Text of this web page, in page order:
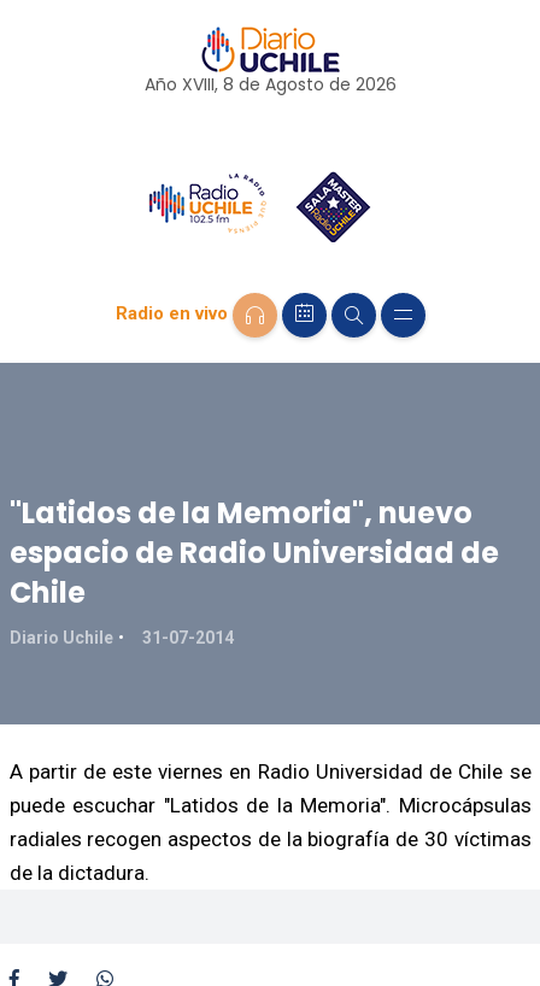
Año XVIII, 8 de Agosto de 2026
Radio en vivo
"Latidos de la Memoria", nuevo
espacio de Radio Universidad de
Chile
Diario Uchile 31-07-2014
A partir de este viernes en Radio Universidad de Chile se
puede escuchar "Latidos de la Memoria". Microcápsulas
radiales recogen aspectos de la biografía de 30 víctimas
de la dictadura.